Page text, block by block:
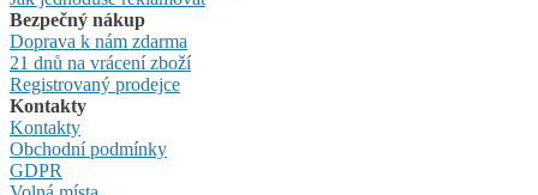
Bezpečný nákup
Doprava k nám zdarma
21 dnů na vrácení zboží
Registrovaný prodejce
Kontakty
Kontakty
Obchodní podmínky
GDPR